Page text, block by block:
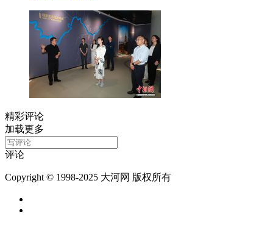
精彩评论
加载更多
评论
Copyright © 1998-2025 大河网 版权所有